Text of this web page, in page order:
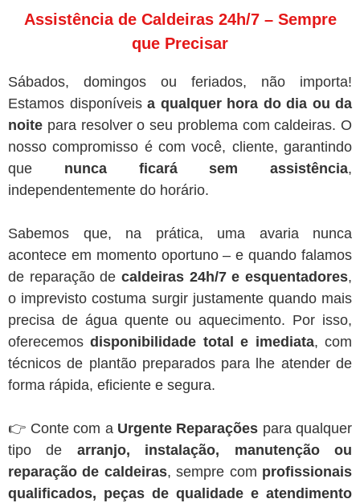
Assistência de Caldeiras 24h/7 – Sempre
que Precisar
Sábados, domingos ou feriados, não importa!
Estamos disponíveis a qualquer hora do dia ou da
noite para resolver o seu problema com caldeiras. O
nosso compromisso é com você, cliente, garantindo
que nunca ficará sem assistência,
independentemente do horário.
Sabemos que, na prática, uma avaria nunca
acontece em momento oportuno – e quando falamos
de reparação de caldeiras 24h/7 e esquentadores,
o imprevisto costuma surgir justamente quando mais
precisa de água quente ou aquecimento. Por isso,
oferecemosdisponibilidade total e imediata, com
técnicos de plantão preparados para lhe atender de
forma rápida, eficiente e segura.
👉 Conte com a Urgente Reparações para qualquer
tipo de arranjo, instalação, manutenção ou
reparação de caldeiras, sempre com profissionais
qualificados, peças de qualidade e atendimento